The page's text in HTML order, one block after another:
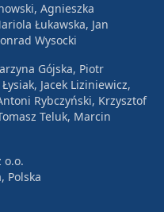
Agnieszka
Łukawska, Jan
Wysocki
Gójska, Piotr
Jacek Liziniewicz,
Rybczyński, Krzysztof
Teluk, Marcin
o.o.
Polska